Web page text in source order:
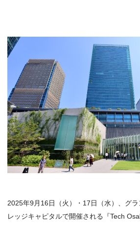
2025年9月16日（火）・17日（水）、グ
レッジキャピタルで開催される『Tech